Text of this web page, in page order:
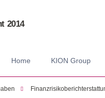
2014
Home KION Group